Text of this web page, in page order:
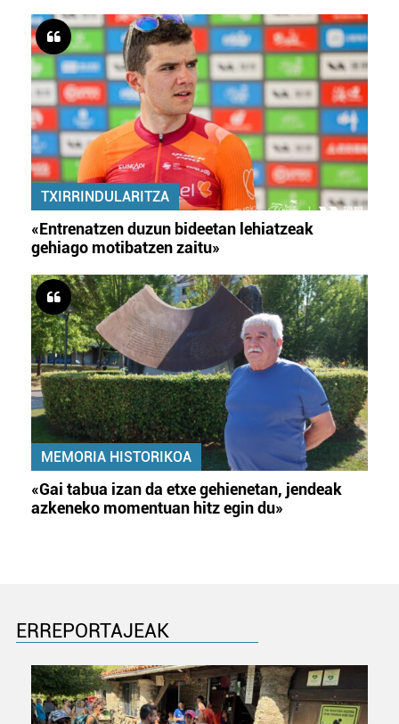
zerbitzuak hobetzeko asmoz, cookie teknologiaz
baliatzen gara. Ohar hau onartuz gero, teknologia hori
erabiltzeko baimen esplizitua ematen diguzu.Gehiago
irakurri
TXIRRINDULARITZA
«Entrenatzen duzun bideetan lehiatzeak
gehiago motibatzen zaitu»
MEMORIA HISTORIKOA
«Gai tabua izan da etxe gehienetan, jendeak
azkeneko momentuan hitz egin du»
ERREPORTAJEAK